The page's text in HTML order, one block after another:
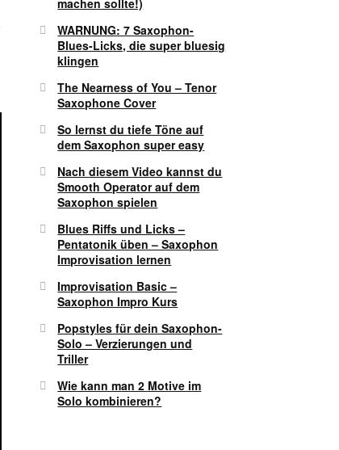
WARNUNG: 7 Saxophon-
Blues-Licks, die super bluesig
klingen
The Nearness of You – Tenor
Saxophone Cover
So lernst du tiefe Töne auf
dem Saxophon super easy
Nach diesem Video kannst du
Smooth Operator auf dem
Saxophon spielen
Blues Riffs und Licks –
Pentatonik üben – Saxophon
Improvisation lernen
Improvisation Basic –
Saxophon Impro Kurs
Popstyles für dein Saxophon-
Solo – Verzierungen und
Triller
Wie kann man 2 Motive im
Solo kombinieren?